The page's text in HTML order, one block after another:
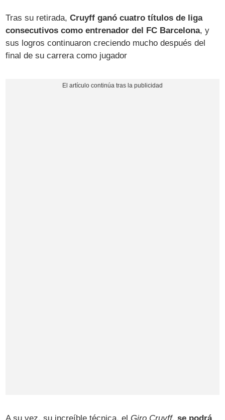
Tras su retirada,Cruyff ganó cuatro títulos de liga
consecutivos como entrenador del FC Barcelona, y
sus logros continuaron creciendo mucho después del
final de su carrera como jugador
A su vez, su increíble técnica, elGiro Cruyff,se podrá